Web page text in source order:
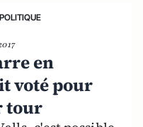
POLITIQUE
en
voté pour
tour